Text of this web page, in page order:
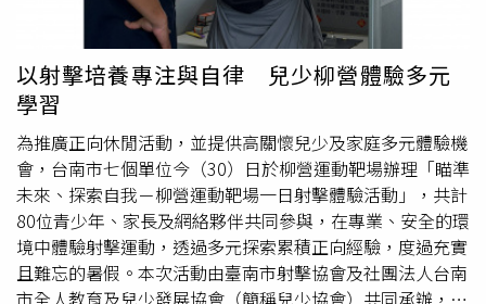
以射擊培養專注與自律 兒少柳營體驗多元
學習
為推廣正向休閒活動，並提供高關懷兒少及家庭多元體驗機
會，台南市七個單位今（30）日於柳營運動靶場辦理「瞄準
未來、探索自我－柳營運動靶場一日射擊體驗活動」，共計
80位青少年、家長及網絡夥伴共同參與，在專業、安全的環
境中體驗射擊運動，透過多元探索累積正向經驗，度過充實
且難忘的暑假。本次活動由臺南市射擊協會及社團法人台南
市全人教育及兒少發展協會（簡稱兒少協會）共同承辦，帶